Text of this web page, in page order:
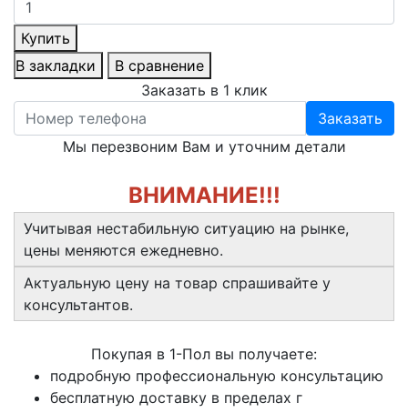
Купить
В закладки
В сравнение
Заказать в 1 клик
Заказать
Мы перезвоним Вам и уточним детали
ВНИМАНИЕ!!!
Учитывая нестабильную ситуацию на рынке,
цены меняются ежедневно.
Актуальную цену на товар спрашивайте у
консультантов.
Покупая в 1-Пол вы получаете:
подробную профессиональную консультацию
бесплатную доставку в пределах г